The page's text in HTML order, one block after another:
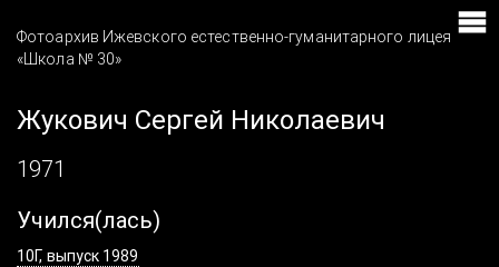
Фотоархив Ижевского естественно-гуманитарного лицея
«Школа № 30»
Жукович Сергей Николаевич
1971
Учился(лась)
10Г, выпуск 1989